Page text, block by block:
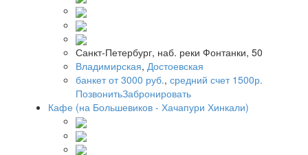
Санкт-Петербург, наб. реки Фонтанки, 50
Владимирская, Достоевская
банкет от 3000 руб., средний счет 1500р.
ПозвонитьЗабронировать
Кафе (на Большевиков - Хачапури Хинкали)